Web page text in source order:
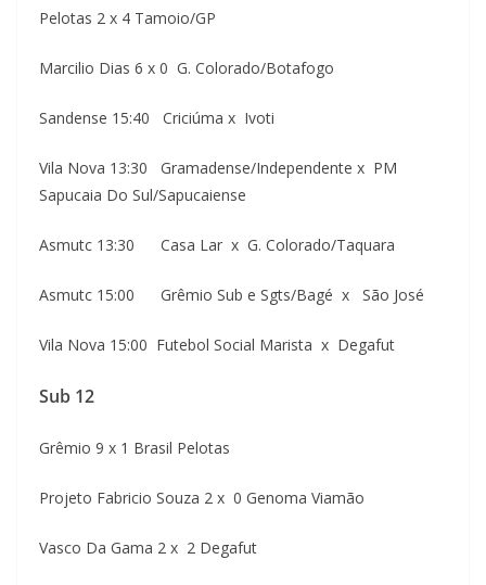
Pelotas 2 x 4 Tamoio/GP
Marcilio Dias 6 x 0 G. Colorado/Botafogo
Sandense 15:40 Criciúma x Ivoti
Vila Nova 13:30 Gramadense/Independente x PM
Sapucaia Do Sul/Sapucaiense
Asmutc 13:30 Casa Lar x G. Colorado/Taquara
Asmutc 15:00 Grêmio Sub e Sgts/Bagé x São José
Vila Nova 15:00 Futebol Social Marista x Degafut
Sub 12
Grêmio 9 x 1 Brasil Pelotas
Projeto Fabricio Souza 2 x 0 Genoma Viamão
Vasco Da Gama 2 x 2 Degafut